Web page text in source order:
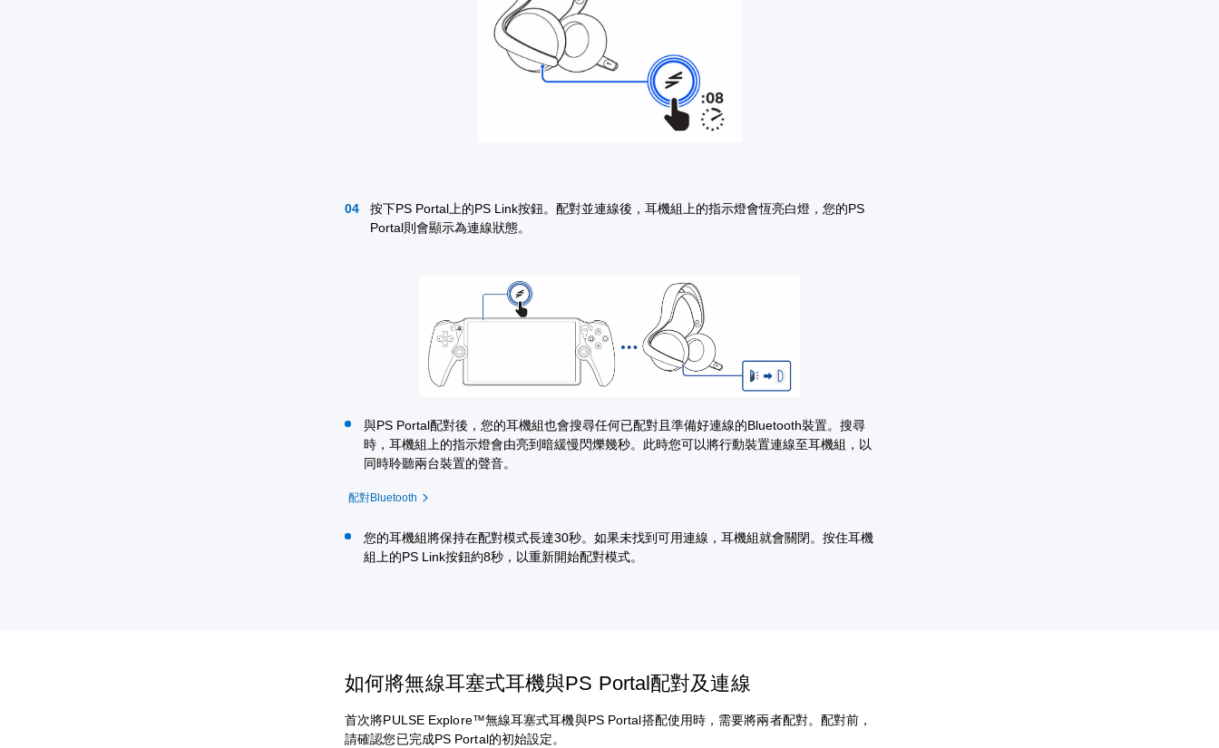
按下PS Portal上的PS Link按鈕。配對並連線後，耳機組上的指示燈會恆亮白燈，您的PS
Portal則會顯示為連線狀態。
與PS Portal配對後，您的耳機組也會搜尋任何已配對且準備好連線的Bluetooth裝置。搜尋
時，耳機組上的指示燈會由亮到暗緩慢閃爍幾秒。此時您可以將行動裝置連線至耳機組，以
同時聆聽兩台裝置的聲音。
配對Bluetooth
您的耳機組將保持在配對模式長達30秒。如果未找到可用連線，耳機組就會關閉。按住耳機
組上的PS Link按鈕約8秒，以重新開始配對模式。
如何將無線耳塞式耳機與PS Portal配對及連線
首次將PULSE Explore™無線耳塞式耳機與PS Portal搭配使用時，需要將兩者配對。配對前，
請確認您已完成PS Portal的初始設定。